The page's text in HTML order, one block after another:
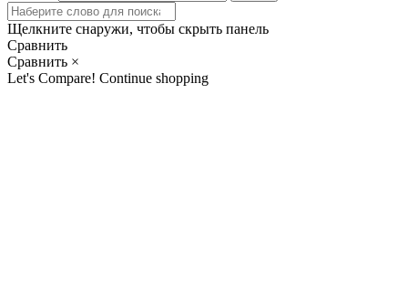
Щелкните снаружи, чтобы скрыть панель
Сравнить
Сравнить ×
Let's Compare! Continue shopping